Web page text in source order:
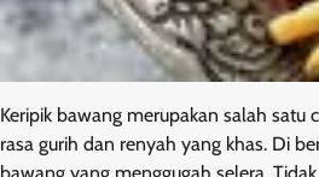
Keripik bawang merupakan salah
rasa gurih dan renyah yang khas. Di